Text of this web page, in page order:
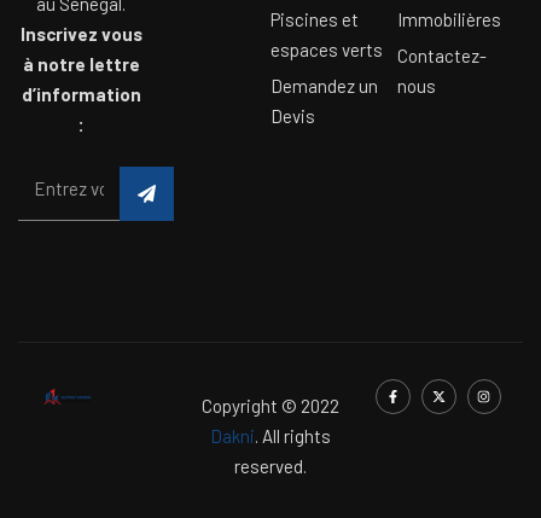
Inscrivez vous
à notre lettre
d’information
:
Piscines et
espaces verts
Demandez un
Devis
Immobilières
Contactez-
nous
Copyright © 2022
Dakni. All rights
reserved.